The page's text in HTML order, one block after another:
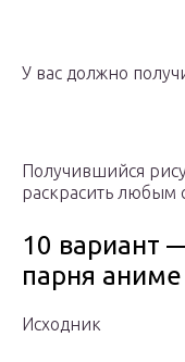
У вас должно
Получившийся
раскрасить любым
10 вариант
парня
Исходник